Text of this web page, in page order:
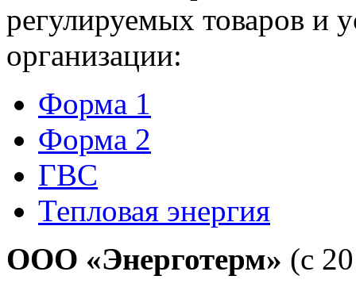
регулируемых товаров и
организации:
Форма 1
Форма 2
ГВС
Тепловая энергия
ООО «Энерготерм» (с